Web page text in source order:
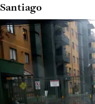
Santiago